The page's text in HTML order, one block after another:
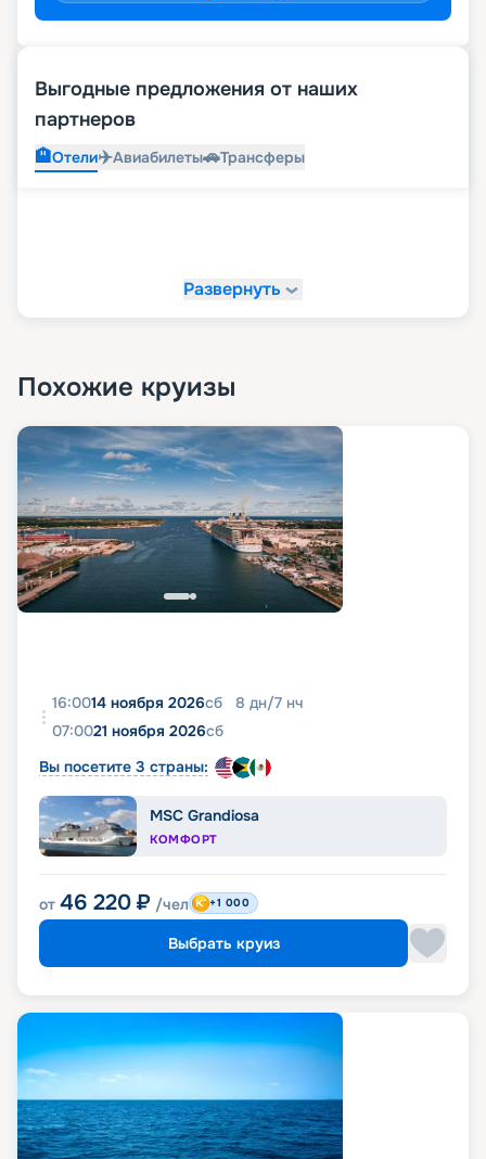
Выгодные предложения от наших
партнеров
🏨Отели✈️Авиабилеты🚗Трансферы
Развернуть
Похожие круизы
16:0014 ноября 2026сб 8 дн/7 нч
07:0021 ноября 2026сб
Вы посетите 3 страны:
MSC Grandiosa
КОМФОРТ
от 46 220 ₽ /чел +1 000
Выбрать круиз